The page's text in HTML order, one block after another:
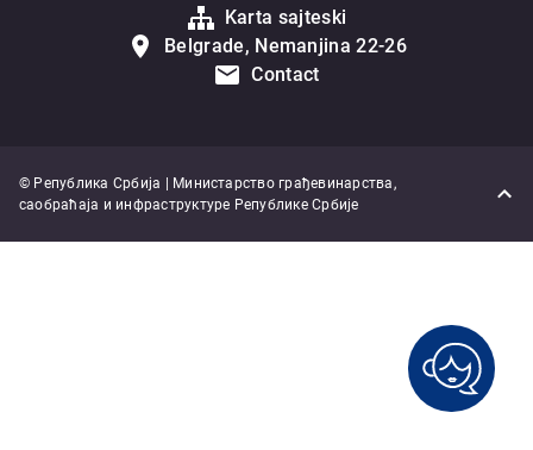
Karta sajteski
Belgrade, Nemanjina 22-26
Contact
© Република Србија | Министарство грађевинарства,
саобраћаја и инфраструктуре Републике Србије